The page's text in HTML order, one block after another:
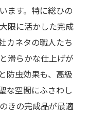
ます。特に総ひの
限に活かした完成
カネタの職人たち
滑らかな仕上げが
防虫効果も、高級
な空間にふさわし
きの完成品が最適